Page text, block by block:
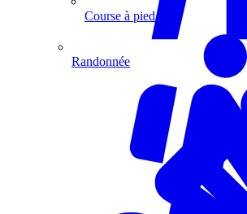
Course à pied
Randonnée